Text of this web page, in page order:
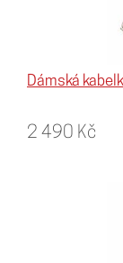
Dámská
2 490 Kč